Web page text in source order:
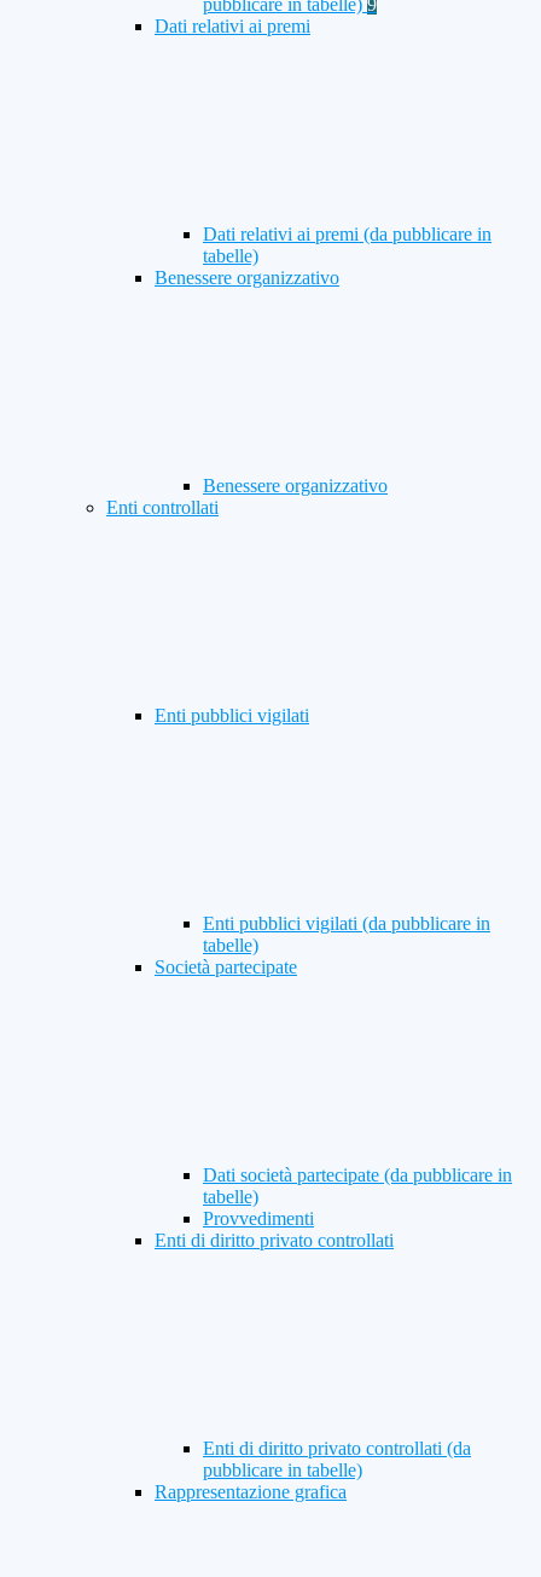
pubblicare in tabelle) 9
Dati relativi ai premi
Dati relativi ai premi (da pubblicare in
tabelle)
Benessere organizzativo
Benessere organizzativo
Enti controllati
Enti pubblici vigilati
Enti pubblici vigilati (da pubblicare in
tabelle)
Società partecipate
Dati società partecipate (da pubblicare in
tabelle)
Provvedimenti
Enti di diritto privato controllati
Enti di diritto privato controllati (da
pubblicare in tabelle)
Rappresentazione grafica